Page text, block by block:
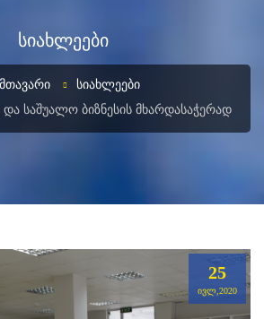
სიახლეები
ᲛᲗᲐᲕᲐᲠᲘ
ᲡᲘᲐᲮᲚᲔᲔᲑᲘ
ᲓᲐ ᲡᲐᲨᲣᲐᲚᲝ ᲑᲘᲖᲜᲔᲡᲘᲡ ᲛᲮᲐᲠᲓᲐᲡᲐᲭᲔᲠᲐᲓ
25
ᲘᲕᲚ,2020